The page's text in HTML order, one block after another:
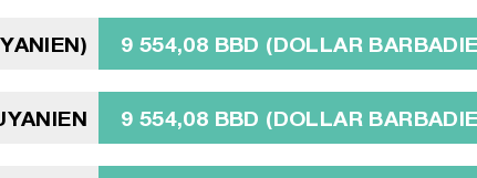
9 554,08 BBD (DOLLAR
9 554,08 BBD (DOLLAR